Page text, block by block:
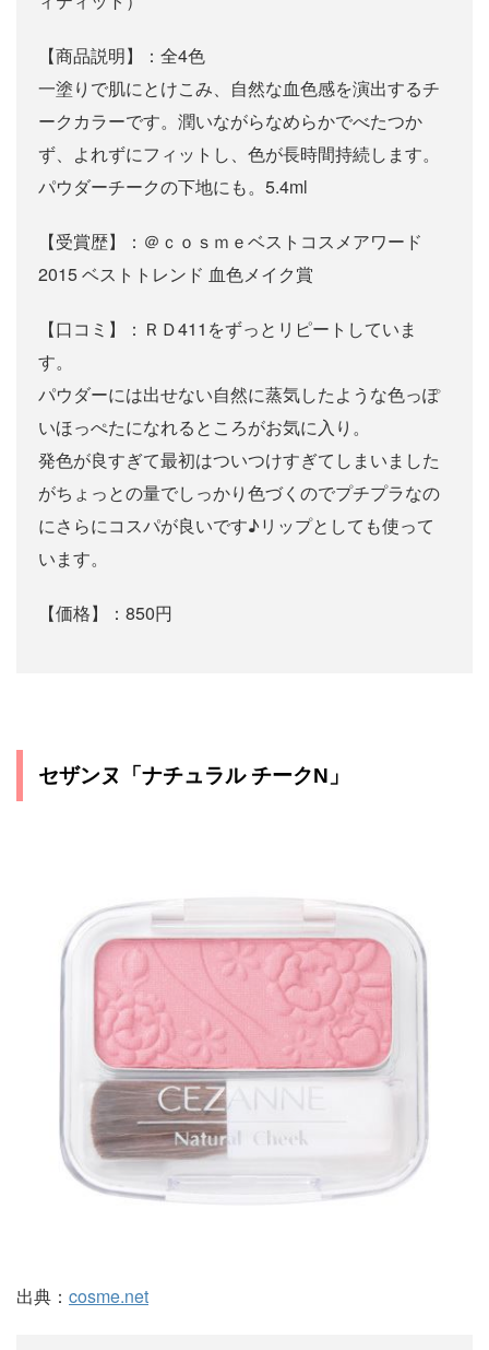
【商品説明】：全4色
一塗りで肌にとけこみ、自然な血色感を演出するチ
ークカラーです。潤いながらなめらかでべたつか
ず、よれずにフィットし、色が長時間持続します。
パウダーチークの下地にも。5.4ml
【受賞歴】：＠ｃｏｓｍｅベストコスメアワード
2015 ベストトレンド 血色メイク賞
【口コミ】：ＲＤ411をずっとリピートしていま
す。
パウダーには出せない自然に蒸気したような色っぽ
いほっぺたになれるところがお気に入り。
発色が良すぎて最初はついつけすぎてしまいました
がちょっとの量でしっかり色づくのでプチプラなの
にさらにコスパが良いです♪リップとしても使って
います。
【価格】：850円
セザンヌ「ナチュラル チークN」
出典： cosme.net